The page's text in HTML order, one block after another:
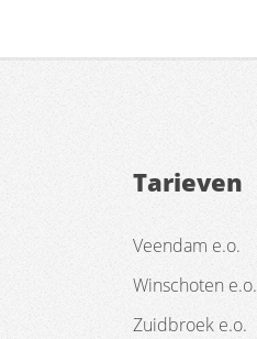
Tarieven
Veendam e.o.
Winschoten e.o.
Zuidbroek e.o.